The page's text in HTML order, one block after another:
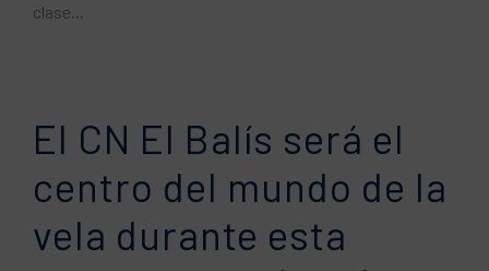
clase...
El CN El Balís será el
centro del mundo de la
vela durante esta